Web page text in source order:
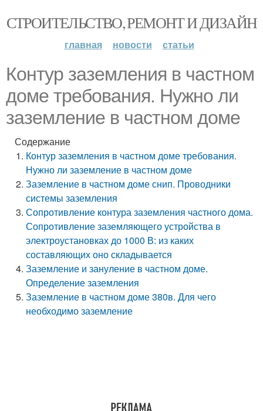
СТРОИТЕЛЬСТВО, РЕМОНТ И ДИЗАЙН
главная новости статьи
Контур заземления в частном
доме требования. Нужно ли
заземление в частном доме
Содержание
Контур заземления в частном доме требования.
Нужно ли заземление в частном доме
Заземление в частном доме снип. Проводники
системы заземления
Сопротивление контура заземления частного дома.
Сопротивление заземляющего устройства в
электроустановках до 1000 В: из каких
составляющих оно складывается
Заземление и зануление в частном доме.
Определение заземления
Заземление в частном доме 380в. Для чего
необходимо заземление